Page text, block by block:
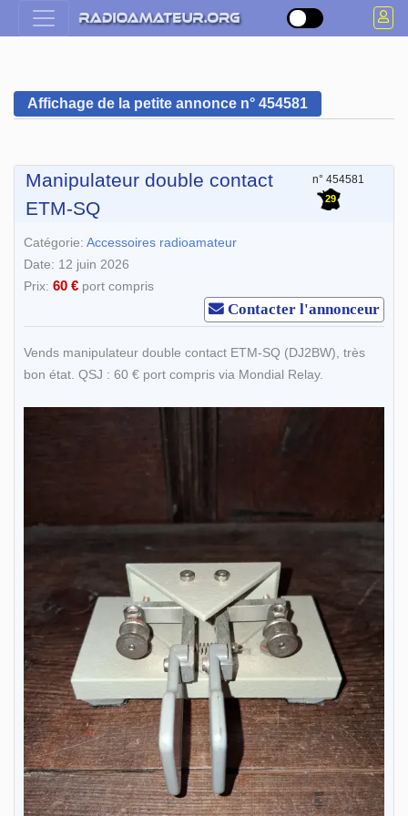
Affichage de la petite annonce n° 454581
Manipulateur double contact
ETM-SQ
n° 454581
29
Catégorie: Accessoires radioamateur
Date: 12 juin 2026
Prix: 60 € port compris
Contacter l'annonceur
Vends manipulateur double contact ETM-SQ (DJ2BW), très
bon état. QSJ : 60 € port compris via Mondial Relay.